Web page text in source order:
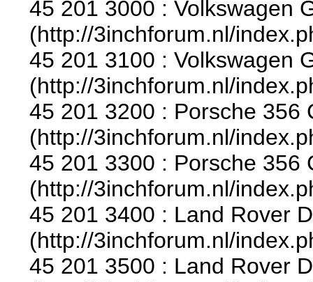
45 201 3000 : Volkswagen
(http://3inchforum.nl/
45 201 3100 : Volkswagen
(http://3inchforum.nl/
45 201 3200 : Porsche 356
(http://3inchforum.nl/
45 201 3300 : Porsche 356
(http://3inchforum.nl/
45 201 3400 : Land Rover
(http://3inchforum.nl/
45 201 3500 : Land Rover